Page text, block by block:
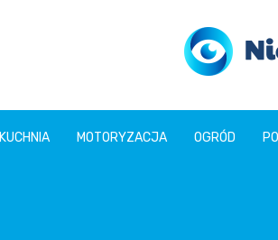
KUCHNIA MOTORYZACJA OGRÓD